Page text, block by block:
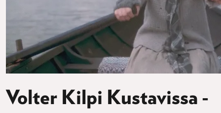
Volter Kilpi Kustavissa -